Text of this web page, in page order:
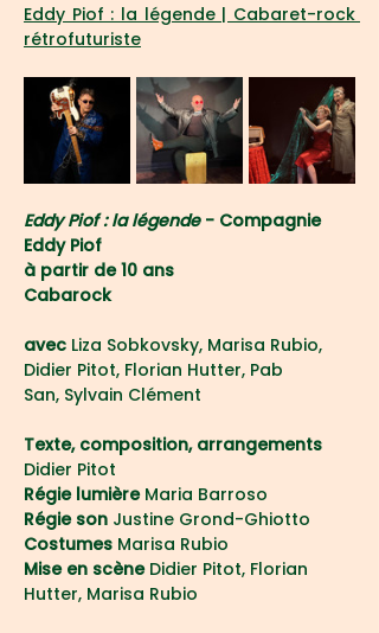
Eddy Piof : la légende | Cabaret-rock
rétrofuturiste
Eddy Piof : la légende - Compagnie
Eddy Piof
à partir de 10 ans
Cabarock
avec Liza Sobkovsky, Marisa Rubio,
Didier Pitot, Florian Hutter, Pab
San, Sylvain Clément
Texte, composition, arrangements
Didier Pitot
Régie lumière Maria Barroso
Régie son Justine Grond-Ghiotto
Costumes Marisa Rubio
Mise en scène Didier Pitot, Florian
Hutter, Marisa Rubio